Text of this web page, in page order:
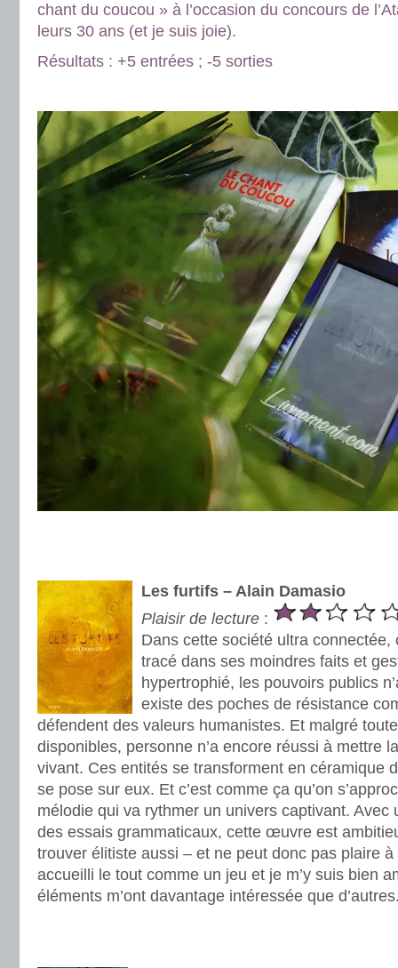
chant du coucou » à l’occasion du concours de
leurs 30 ans (et je suis joie).
Résultats : +5 entrées ; -5 sorties
Les furtifs – Alain Damasio
Plaisir de lecture :
Dans cette société ultra connectée,
tracé dans ses moindres faits et
hypertrophié, les pouvoirs publics
existe des poches de résistance
défendent des valeurs humanistes. Et malgré
disponibles, personne n’a encore réussi à mettre
vivant. Ces entités se transforment en céramique
se pose sur eux. Et c’est comme ça qu’on
mélodie qui va rythmer un univers captivant. Avec
des essais grammaticaux, cette œuvre est
trouver élitiste aussi – et ne peut donc pas plaire à
accueilli le tout comme un jeu et je m’y suis bien
éléments m’ont davantage intéressée que